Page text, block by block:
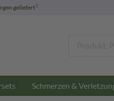
geliefert3
Schmerzen &